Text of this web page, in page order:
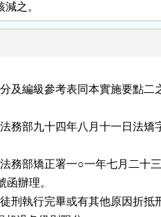
減之。
及編級參考表同本實施要點二
務部九十四年八月十一日法矯
務部矯正署一○一年七月二十
函辦理。
刑執行完畢或有其他原因折抵